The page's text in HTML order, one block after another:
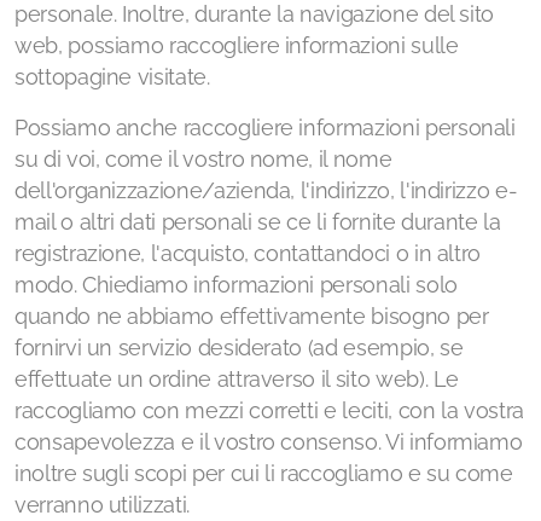
personale. Inoltre, durante la navigazione del sito
web, possiamo raccogliere informazioni sulle
sottopagine visitate.
Possiamo anche raccogliere informazioni personali
su di voi, come il vostro nome, il nome
dell'organizzazione/azienda, l'indirizzo, l'indirizzo e-
mail o altri dati personali se ce li fornite durante la
registrazione, l'acquisto, contattandoci o in altro
modo. Chiediamo informazioni personali solo
quando ne abbiamo effettivamente bisogno per
fornirvi un servizio desiderato (ad esempio, se
effettuate un ordine attraverso il sito web). Le
raccogliamo con mezzi corretti e leciti, con la vostra
consapevolezza e il vostro consenso. Vi informiamo
inoltre sugli scopi per cui li raccogliamo e su come
verranno utilizzati.